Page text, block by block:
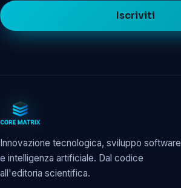
Iscriviti
Innovazione tecnologica, sviluppo software
e intelligenza artificiale. Dal codice
all'editoria scientifica.